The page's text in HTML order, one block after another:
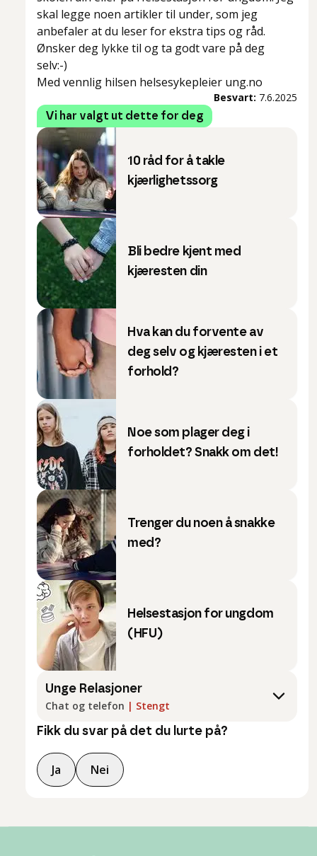
skal legge noen artikler til under, som jeg
anbefaler at du leser for ekstra tips og råd.
Ønsker deg lykke til og ta godt vare på deg
selv:-)
Med vennlig hilsen helsesykepleier ung.no
Besvart: 7.6.2025
Vi har valgt ut dette for deg
10 råd for å takle
kjærlighetssorg
Bli bedre kjent med
kjæresten din
Hva kan du forvente av
deg selv og kjæresten i et
forhold?
Noe som plager deg i
forholdet? Snakk om det!
Trenger du noen å snakke
med?
Helsestasjon for ungdom
(HFU)
Unge Relasjoner
Chat og telefon | Stengt
Fikk du svar på det du lurte på?
Ja Nei